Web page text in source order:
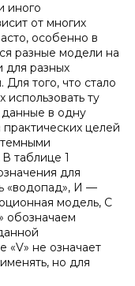
иного
от многих
особенно в
разные модели на
для разных
того, что стало
использовать ту
в одну
целей
таблице 1
для
«водопад», И —
модель, С
обозначаем
«V» не означает
но для